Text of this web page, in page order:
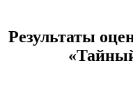
Результаты